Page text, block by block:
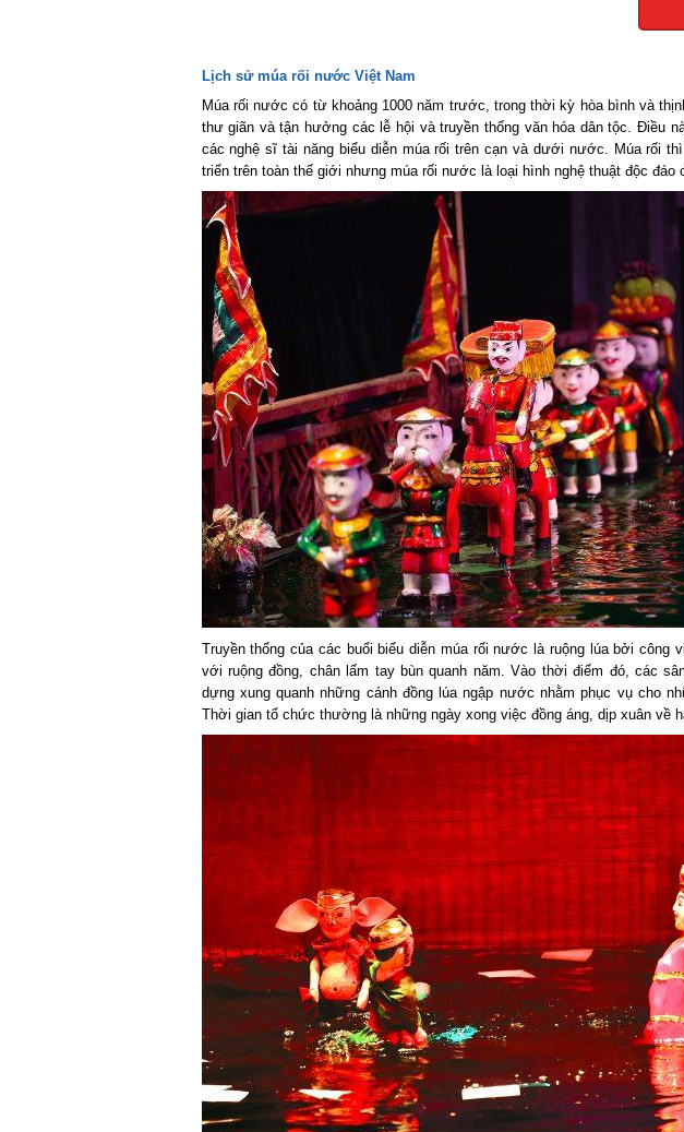
Lịch sử múa rối nước Việt Nam
Múa rối nước có từ khoảng 1000 năm trước, trong thời kỳ hòa bình và
thư giãn và tận hưởng các lễ hội và truyền thống văn hóa dân tộc. Điều
các nghệ sĩ tài năng biểu diễn múa rối trên cạn và dưới nước. Múa rối
triển trên toàn thế giới nhưng múa rối nước là loại hình nghệ thuật độc đáo
Truyền thống của các buổi biểu diễn múa rối nước là ruộng lúa bởi công
với ruộng đồng, chân lấm tay bùn quanh năm. Vào thời điểm đó, các
dựng xung quanh những cánh đồng lúa ngập nước nhằm phục vụ cho
Thời gian tổ chức thường là những ngày xong việc đồng áng, dịp xuân về